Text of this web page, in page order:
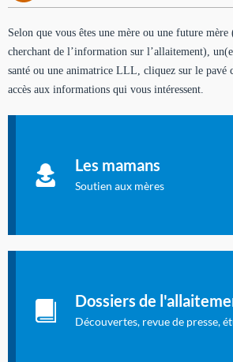
Selon que vous êtes une mère ou une future mère
cherchant de l’information sur l’allaitement),
santé ou une animatrice LLL, cliquez sur le pavé
accès aux informations qui vous intéressent.
Les mamans
Soutien aux mères
à allaiter et vous informer : toutes les
concernent l'allaitement.
Dossiers de
Découvertes, revue de presse,
dernières études sur l'allaitement publiées
internationale.